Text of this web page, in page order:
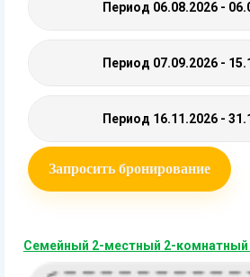
Период 06.08.2026 -
Период 07.09.2026 -
Период 16.11.2026 -
Запросить бронирование
Семейный 2-местный 2-комнатный